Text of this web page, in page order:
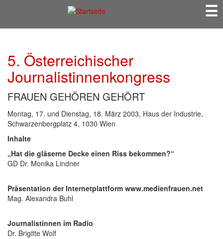
☰
5. Österreichischer
Journalistinnenkongress
FRAUEN GEHÖREN GEHÖRT
Montag, 17. und Dienstag, 18. März 2003, Haus der Industrie,
Schwarzenbergplatz 4, 1030 Wien
Inhalte
„Hat die gläserne Decke einen Riss bekommen?“
GD Dr. Monika Lindner
Präsentation der Internetplattform www.medienfrauen.net
Mag. Alexandra Buhl
Journalistinnen im Radio
Dr. Brigitte Wolf